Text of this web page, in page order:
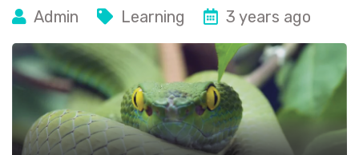
Admin Learning 3 years ago